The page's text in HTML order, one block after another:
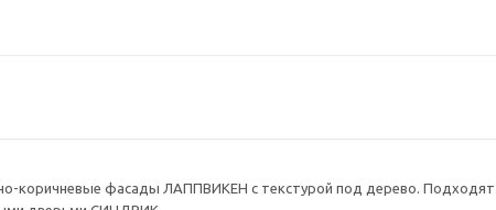
коричневые фасады ЛАППВИКЕН с текстурой под дерево.